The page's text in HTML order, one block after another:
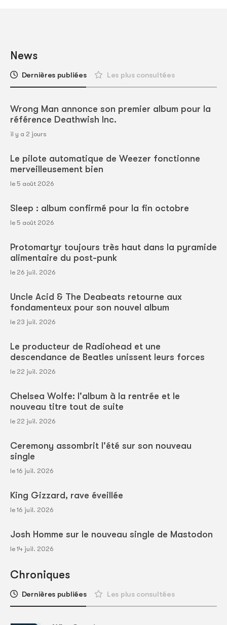
News
Dernières publiées Les plus consultées
Wrong Man annonce son premier album pour la
référence Deathwish Inc.
il y a 2 jours
Le pilote automatique de Weezer fonctionne
merveilleusement bien
le 5 août 2026
Sleep : album confirmé pour la fin octobre
le 5 août 2026
Protomartyr toujours très haut dans la pyramide
alimentaire du post-punk
le 26 juil. 2026
Uncle Acid & The Deabeats retourne aux
fondamenteux pour son nouvel album
le 23 juil. 2026
Le producteur de Radiohead et une
descendance de Beatles unissent leurs forces
le 22 juil. 2026
Chelsea Wolfe: l'album à la rentrée et le
nouveau titre tout de suite
le 22 juil. 2026
Ceremony assombrit l'été sur son nouveau
single
le 16 juil. 2026
King Gizzard, rave éveillée
le 16 juil. 2026
Josh Homme sur le nouveau single de Mastodon
le 14 juil. 2026
Chroniques
Dernières publiées Les plus consultées